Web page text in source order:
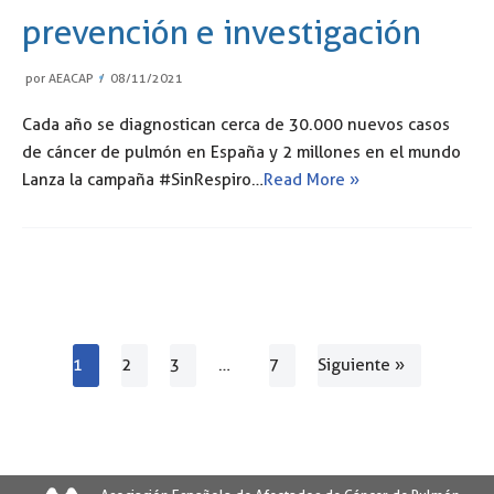
prevención e investigación
por AEACAP 08/11/2021
Cada año se diagnostican cerca de 30.000 nuevos casos
de cáncer de pulmón en España y 2 millones en el mundo
Lanza la campaña #SinRespiro…Read More »
1 2 3 … 7 Siguiente »